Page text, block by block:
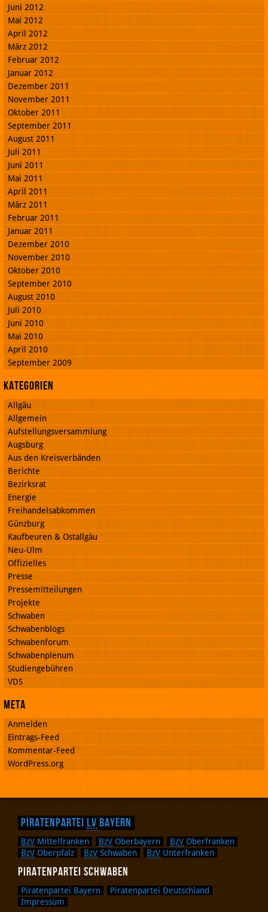
Juni 2012
Mai 2012
April 2012
März 2012
Februar 2012
Januar 2012
Dezember 2011
November 2011
Oktober 2011
September 2011
August 2011
Juli 2011
Juni 2011
Mai 2011
April 2011
März 2011
Februar 2011
Januar 2011
Dezember 2010
November 2010
Oktober 2010
September 2010
August 2010
Juli 2010
Juni 2010
Mai 2010
April 2010
September 2009
Kategorien
Allgäu
Allgemein
Aufstellungsversammlung
Augsburg
Aus den Kreisverbänden
Berichte
Bezirksrat
Energie
Freihandelsabkommen
Günzburg
Kaufbeuren & Ostallgäu
Neu-Ulm
Offizielles
Presse
Pressemitteilungen
Projekte
Schwaben
Schwabenblogs
Schwabenforum
Schwabenplenum
Studiengebühren
VDS
Meta
Anmelden
Eintrags-Feed
Kommentar-Feed
WordPress.org
Piratenpartei LV Bayern
BzV Mittelfranken BzV Oberbayern BzV Oberfranken
BzV Oberpfalz BzV Schwaben BzV Unterfranken
Piratenpartei Schwaben
Piratenpartei Bayern
Piratenpartei Deutschland
Impressum